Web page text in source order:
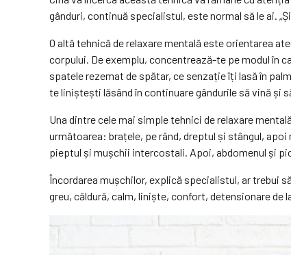
gânduri, continuă specialistul, este normal să le ai.
O altă tehnică de relaxare mentală este orientarea
corpului. De exemplu, concentrează-te pe modul în
spatele rezemat de spătar, ce senzație îți lasă în
te liniștești lăsând în continuare gândurile să vină și
Una dintre cele mai simple tehnici de relaxare
următoarea: brațele, pe rând, dreptul și stângul,
pieptul și mușchii intercostali. Apoi, abdomenul și
Încordarea mușchilor, explică specialistul, ar trebui
greu, căldură, calm, liniște, confort, detensionare de